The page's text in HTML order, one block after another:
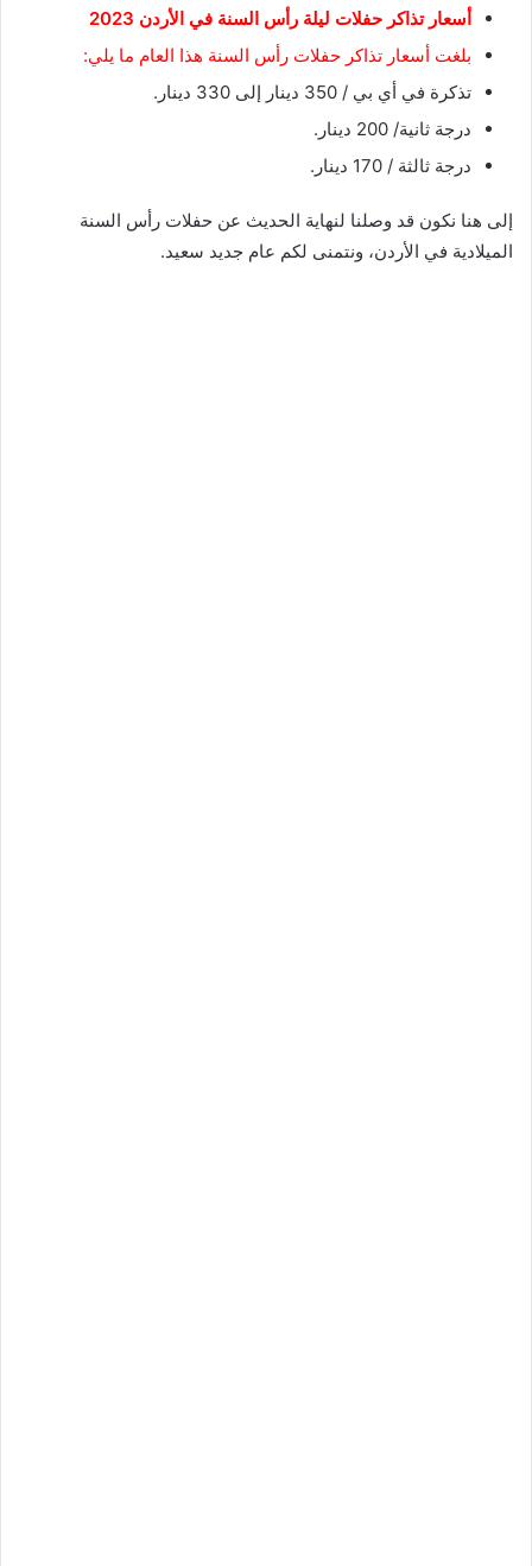
أسعار تذاكر حفلات ليلة رأس السنة في الأردن 2023
بلغت أسعار تذاكر حفلات رأس السنة هذا العام ما يلي:
تذكرة في أي بي / 350 دينار إلى 330 دينار.
درجة ثانية/ 200 دينار.
درجة ثالثة / 170 دينار.
إلى هنا نكون قد وصلنا لنهاية الحديث عن حفلات رأس السنة
الميلادية في الأردن، ونتمنى لكم عام جديد سعيد.